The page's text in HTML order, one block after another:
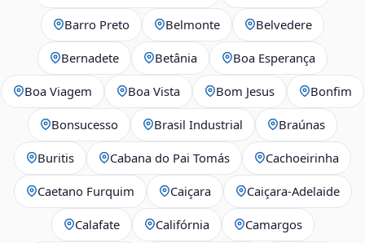
Barro Preto Belmonte Belvedere
Bernadete Betânia Boa Esperança
Boa Viagem Boa Vista Bom Jesus Bonfim
Bonsucesso Brasil Industrial Braúnas
Buritis Cabana do Pai Tomás Cachoeirinha
Caetano Furquim Caiçara Caiçara-Adelaide
Calafate Califórnia Camargos